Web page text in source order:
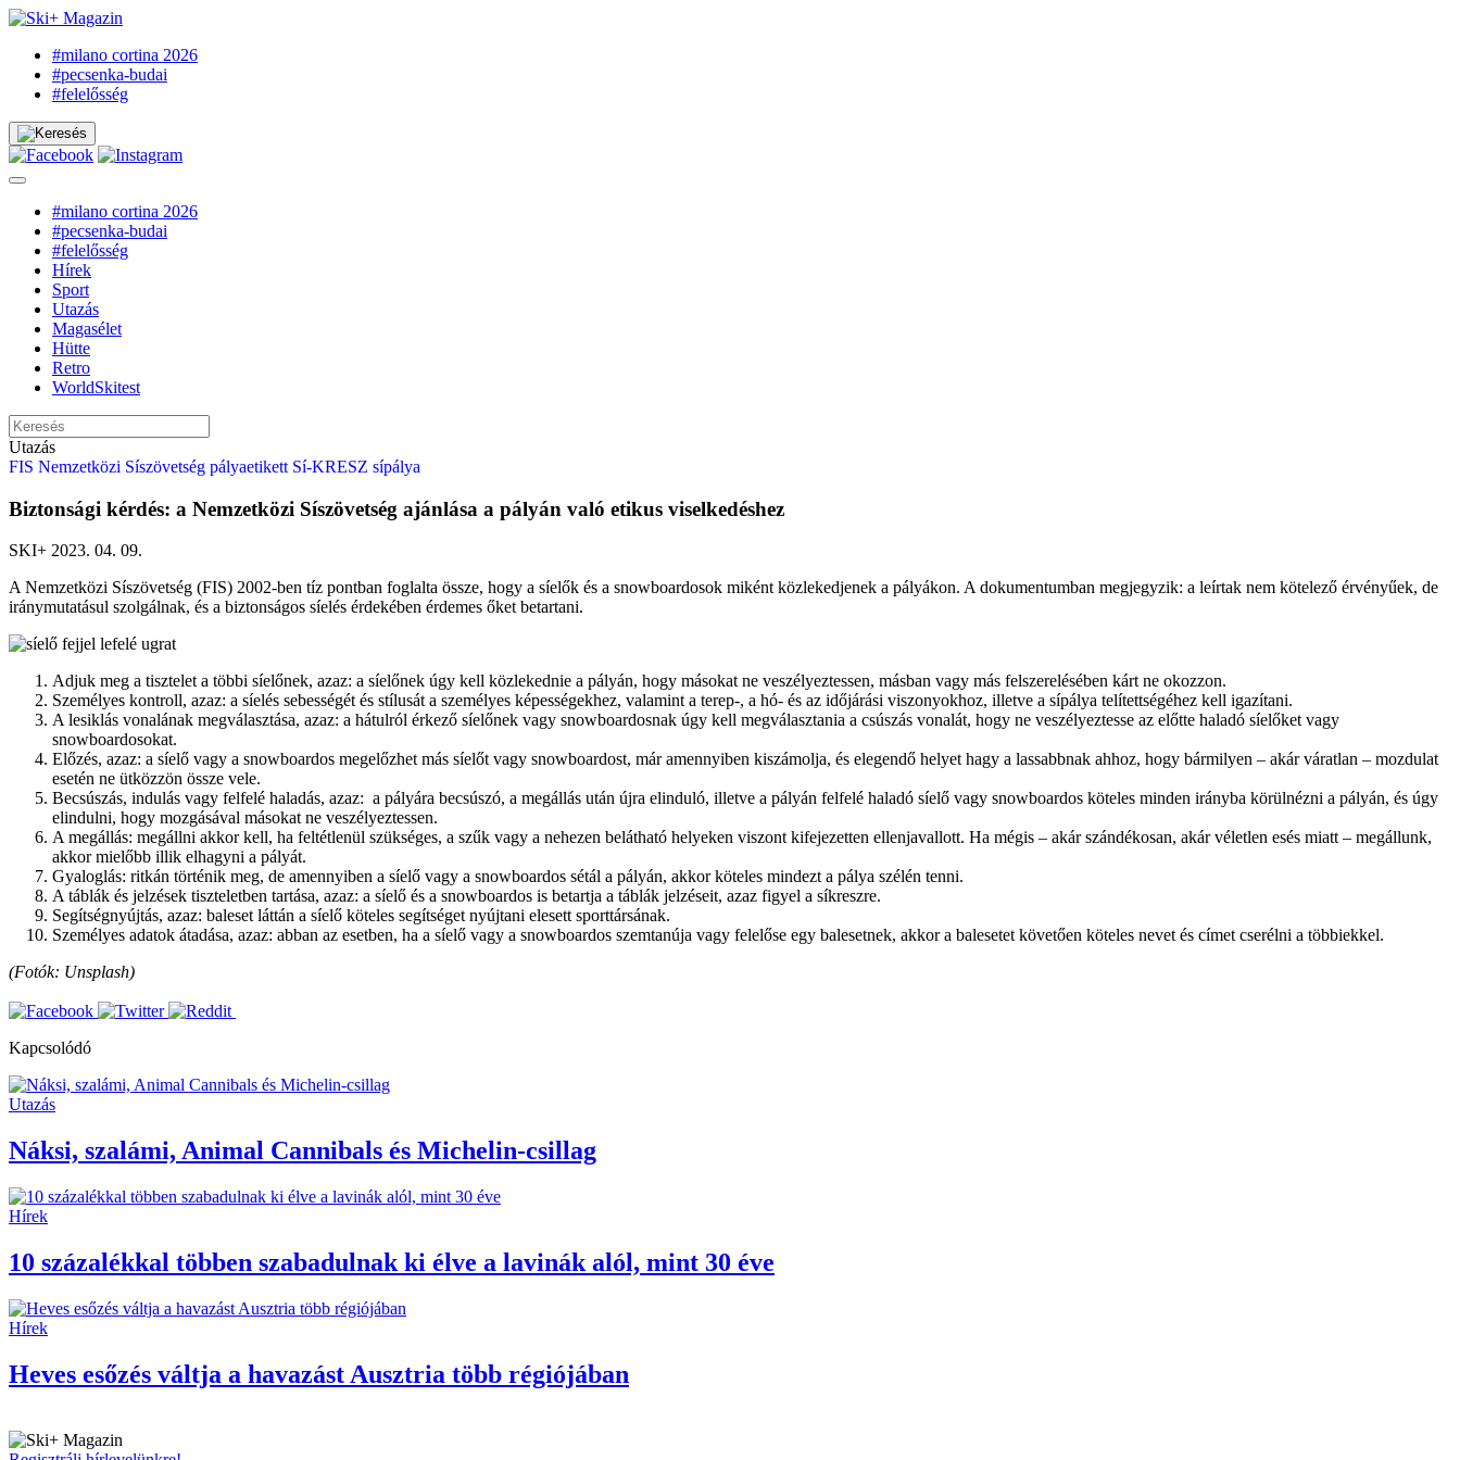
#milano cortina 2026
#pecsenka-budai
#felelősség
#milano cortina 2026
#pecsenka-budai
#felelősség
Hírek
Sport
Utazás
Magasélet
Hütte
Retro
WorldSkitest
Utazás
FIS Nemzetközi Síszövetség pályaetikett Sí-KRESZ sípálya
Biztonsági kérdés: a Nemzetközi Síszövetség ajánlása a pályán való etikus viselkedéshez
SKI+ 2023. 04. 09.
A Nemzetközi Síszövetség (FIS) 2002-ben tíz pontban foglalta össze, hogy a síelők és a snowboardosok miként közlekedjenek a pályákon. A dokumentumban megjegyzik: a leírtak nem kötelező érvényűek, de
iránymutatásul szolgálnak, és a biztonságos síelés érdekében érdemes őket betartani.
Adjuk meg a tisztelet a többi síelőnek, azaz: a síelőnek úgy kell közlekednie a pályán, hogy másokat ne veszélyeztessen, másban vagy más felszerelésében kárt ne okozzon.
Személyes kontroll, azaz: a síelés sebességét és stílusát a személyes képességekhez, valamint a terep-, a hó- és az időjárási viszonyokhoz, illetve a sípálya telítettségéhez kell igazítani.
A lesiklás vonalának megválasztása, azaz: a hátulról érkező síelőnek vagy snowboardosnak úgy kell megválasztania a csúszás vonalát, hogy ne veszélyeztesse az előtte haladó síelőket vagy
snowboardosokat.
Előzés, azaz: a síelő vagy a snowboardos megelőzhet más síelőt vagy snowboardost, már amennyiben kiszámolja, és elegendő helyet hagy a lassabbnak ahhoz, hogy bármilyen – akár váratlan – mozdulat
esetén ne ütközzön össze vele.
Becsúszás, indulás vagy felfelé haladás, azaz: a pályára becsúszó, a megállás után újra elinduló, illetve a pályán felfelé haladó síelő vagy snowboardos köteles minden irányba körülnézni a pályán, és úgy
elindulni, hogy mozgásával másokat ne veszélyeztessen.
A megállás: megállni akkor kell, ha feltétlenül szükséges, a szűk vagy a nehezen belátható helyeken viszont kifejezetten ellenjavallott. Ha mégis – akár szándékosan, akár véletlen esés miatt – megállunk,
akkor mielőbb illik elhagyni a pályát.
Gyaloglás: ritkán történik meg, de amennyiben a síelő vagy a snowboardos sétál a pályán, akkor köteles mindezt a pálya szélén tenni.
A táblák és jelzések tiszteletben tartása, azaz: a síelő és a snowboardos is betartja a táblák jelzéseit, azaz figyel a síkreszre.
Segítségnyújtás, azaz: baleset láttán a síelő köteles segítséget nyújtani elesett sporttársának.
Személyes adatok átadása, azaz: abban az esetben, ha a síelő vagy a snowboardos szemtanúja vagy felelőse egy balesetnek, akkor a balesetet követően köteles nevet és címet cserélni a többiekkel.
(Fotók: Unsplash)
Kapcsolódó
Utazás
Náksi, szalámi, Animal Cannibals és Michelin-csillag
Hírek
10 százalékkal többen szabadulnak ki élve a lavinák alól, mint 30 éve
Hírek
Heves esőzés váltja a havazást Ausztria több régiójában